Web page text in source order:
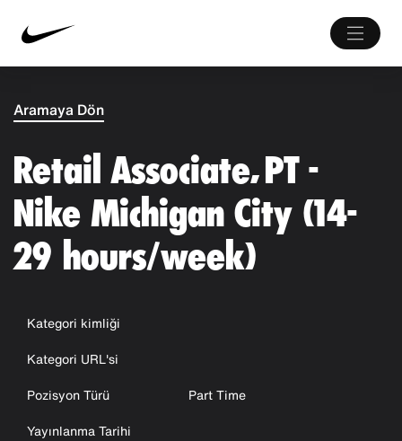
Aramaya Dön
Retail Associate, PT -
Nike Michigan City (14-
29 hours/week)
Kategori kimliği
Kategori URL'si
Pozisyon Türü
Part Time
Yayınlanma Tarihi